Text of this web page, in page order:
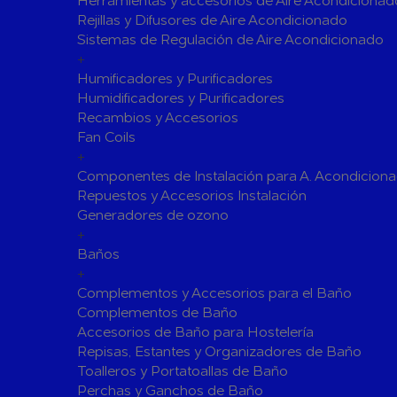
Válvulas para Calefacción
Válvulas Radiador
Válv.
Válvulas de Seguridad
Bombas de calor para ACS
Cocinas
Fregaderos
Grifería de Cocina
Contra Incendios
Accesorios y Grupos Contra Incendios
Energías Renovables
Calderas y estufas de biomasa
Sistemas de Energía Solar Térmica
Estructuras de soporte
Rejillas y Difusores de Aire Acondicionado
Sistemas de Regulación de Aire Acondicionado
+
Humificadores y Purificadores
Humidificadores y Purificadores
Recambios y Accesorios
Fan Coils
+
Componentes de Instalación para A.
Repuestos y Accesorios Instalación
Generadores de ozono
+
Baños
+
Complementos y Accesorios para el Baño
Complementos de Baño
Accesorios de Baño para Hostelería
Repisas, Estantes y Organizadores de Baño
Toalleros y Portatoallas de Baño
Perchas y Ganchos de Baño